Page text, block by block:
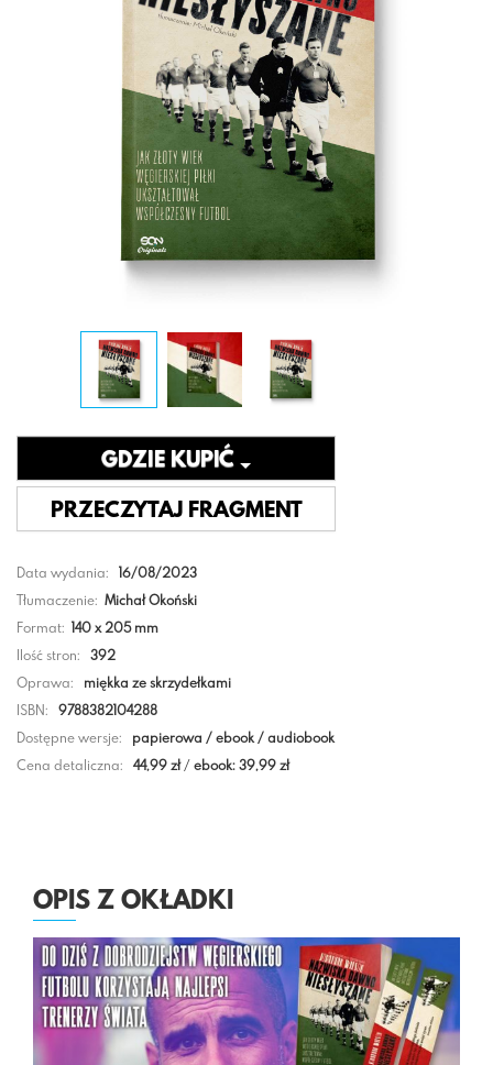
Data wydania:
16/08/2023
Tłumaczenie: Michał Okoński
Format: 140 x 205 mm
Ilość stron:
392
Oprawa:
miękka ze skrzydełkami
ISBN:
9788382104288
Dostępne wersje:
papierowa / ebook / audiobook
Cena detaliczna:
44,99 zł/ebook: 39,99 zł
GDZIE KUPIĆ
PRZECZYTAJ FRAGMENT
OPIS Z OKŁADKI